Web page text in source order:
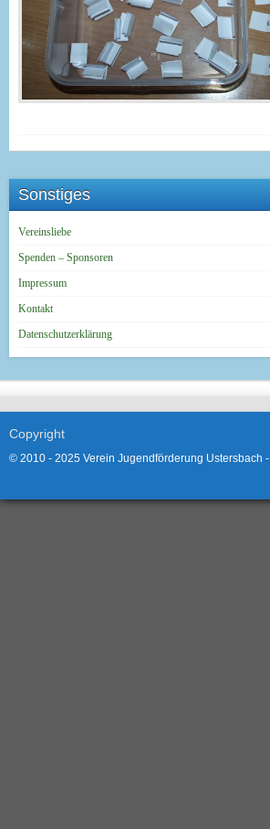
Sonstiges
Vereinsliebe
Spenden – Sponsoren
Impressum
Kontakt
Datenschutzerklärung
Copyright
© 2010 - 2025 Verein Jugendförderung Ustersbach -